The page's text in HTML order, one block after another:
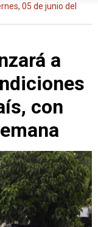
05 de junio del
a
con